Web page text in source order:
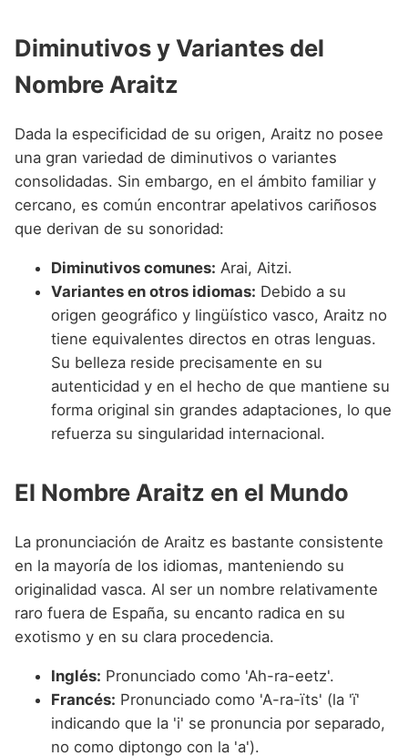
Diminutivos y Variantes del
Nombre Araitz
Dada la especificidad de su origen, Araitz no posee
una gran variedad de diminutivos o variantes
consolidadas. Sin embargo, en el ámbito familiar y
cercano, es común encontrar apelativos cariñosos
que derivan de su sonoridad:
Diminutivos comunes: Arai, Aitzi.
Variantes en otros idiomas: Debido a su
origen geográfico y lingüístico vasco, Araitz no
tiene equivalentes directos en otras lenguas.
Su belleza reside precisamente en su
autenticidad y en el hecho de que mantiene su
forma original sin grandes adaptaciones, lo que
refuerza su singularidad internacional.
El Nombre Araitz en el Mundo
La pronunciación de Araitz es bastante consistente
en la mayoría de los idiomas, manteniendo su
originalidad vasca. Al ser un nombre relativamente
raro fuera de España, su encanto radica en su
exotismo y en su clara procedencia.
Inglés: Pronunciado como 'Ah-ra-eetz'.
Francés: Pronunciado como 'A-ra-ïts' (la 'ï'
indicando que la 'i' se pronuncia por separado,
no como diptongo con la 'a').